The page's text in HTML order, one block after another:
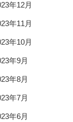
年12月
年11月
年10月
年9月
年8月
年7月
年6月